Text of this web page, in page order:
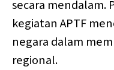
secara mendalam.
kegiatan APTF
negara dalam
regional.